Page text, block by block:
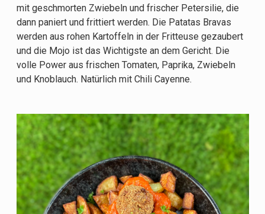
mit geschmorten Zwiebeln und frischer Petersilie, die
dann paniert und frittiert werden. Die Patatas Bravas
werden aus rohen Kartoffeln in der Fritteuse gezaubert
und die Mojo ist das Wichtigste an dem Gericht. Die
volle Power aus frischen Tomaten, Paprika, Zwiebeln
und Knoblauch. Natürlich mit Chili Cayenne.